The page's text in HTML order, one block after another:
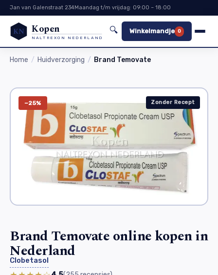
Jan van Galenstraat 234Maandag t/m vrijdag: 09:00 – 18:00
KN Kopen
NALTREXON NEDERLAND
🔍 Winkelmandje 0
Home Huidverzorging Brand Temovate
−25% Zonder Recept
Brand Temovate online kopen in
Nederland
Clobetasol